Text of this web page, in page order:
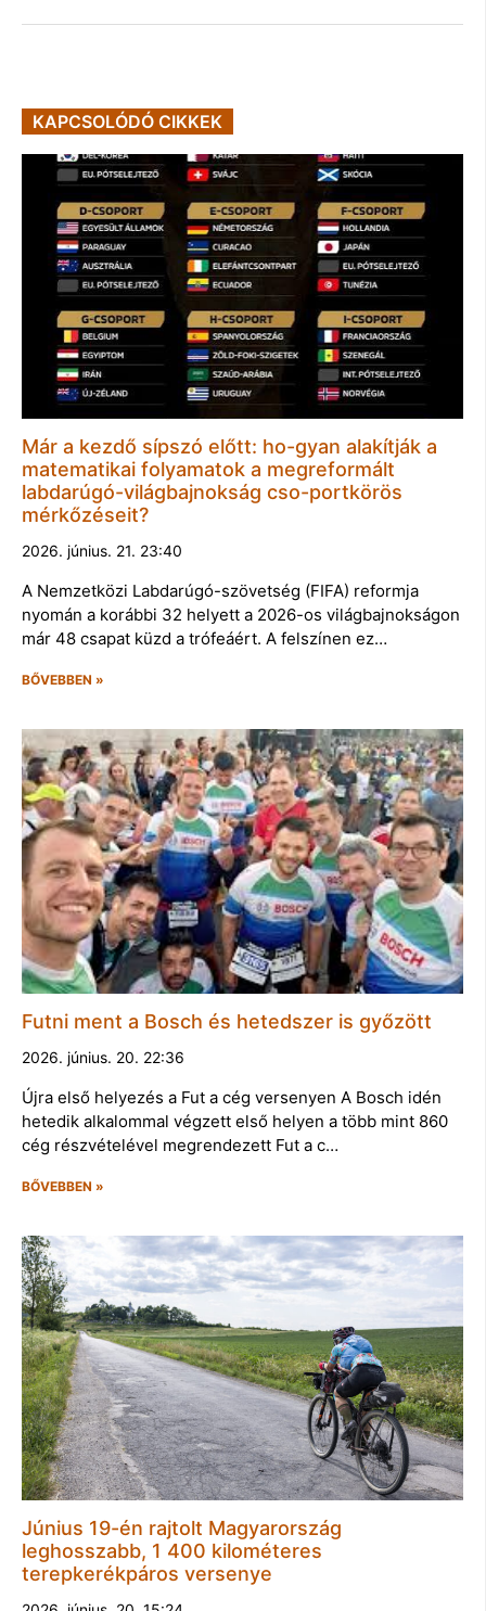
KAPCSOLÓDÓ CIKKEK
Már a kezdő sípszó előtt: ho-gyan alakítják a
matematikai folyamatok a megreformált
labdarúgó-világbajnokság cso-portkörös
mérkőzéseit?
2026. június. 21. 23:40
A Nemzetközi Labdarúgó-szövetség (FIFA) reformja
nyomán a korábbi 32 helyett a 2026-os világbajnokságon
már 48 csapat küzd a trófeáért. A felszínen ez…
BŐVEBBEN »
Futni ment a Bosch és hetedszer is győzött
2026. június. 20. 22:36
Újra első helyezés a Fut a cég versenyen A Bosch idén
hetedik alkalommal végzett első helyen a több mint 860
cég részvételével megrendezett Fut a c…
BŐVEBBEN »
Június 19-én rajtolt Magyarország
leghosszabb, 1 400 kilométeres
terepkerékpáros versenye